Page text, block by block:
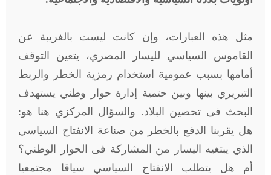
مثل هذه العبارات، وإن كانت ليست بالغريبة عن
القاموس السياسي لليسار المصري، يتعين التوقف
أمامها بسبب عمومية استخدام رمزية الخطر والربط
التبريري بينها وبين حتمية إدارة حوار وطني يستهدف
البحث فى تحصين البلاد. والسؤال المركزي هنا هو:
هل يقربنا الدفع بالخطر من صناعة الانفتاح السياسي
الذي يبتغيه اليسار من المشاركة فى الحوار الوطني؟
أم هل يتطلب الانفتاح السياسي سياقا مجتمعيا